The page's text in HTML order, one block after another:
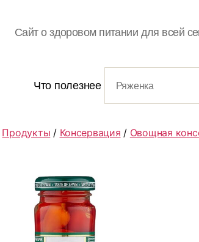
Сайт о здоровом питании для всей
Что полезнее
Продукты / Консервация / Овощная